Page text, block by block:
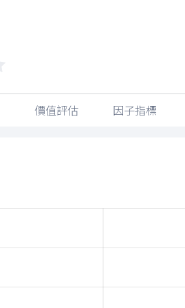
價值評估 因子指標